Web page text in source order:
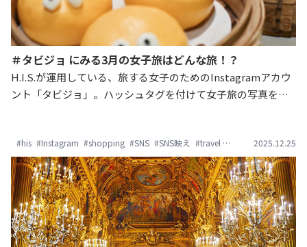
＃タビジョ にみる3月の女子旅はどんな旅！？
H.I.S.が運用している、旅する女子のためのInstagramアカウ
ント「タビジョ」。ハッシュタグを付けて女子旅の写真を投
たちは、どこへ旅に出たのでしょうか？気になるみんなの女
子旅をのぞき見しましょう！
#his #Instagram #shopping #SNS #SNS映え #travel #おしゃれ旅 #かわ
2025.12.25